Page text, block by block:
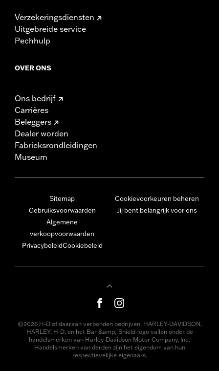
Verzekeringsdiensten
Uitgebreide service
Pechhulp
OVER ONS
Ons bedrijf
Carrières
Beleggers
Dealer worden
Fabrieksrondleidingen
Museum
Sitemap
Gebruiksvoorwaarden
Algemene
verkoopvoorwaarden
PrivacybeleidCookiebeleid
Cookievoorkeuren beheren
Jij bent belangrijk voor ons
©2026 H-D of daaraan verbonden bedrijven. HARLEY-DAVIDSON,
HARLEY, H-D, en het Bar &amp; Shield-logo vallen onder de
handelsmerken van Harley-Davidson Motor Company, Inc.
Handelsmerken van derden zijn het eigendom van hun
respectievelijke eigenaars.